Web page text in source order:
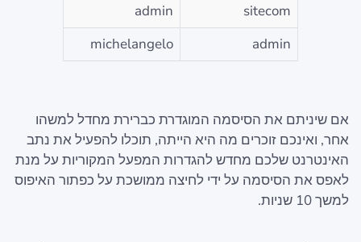
sitecom
admin
admin
michelangelo
אם שיניתם את הסיסמה המוגדרת כברירת מחדל למשהו
אחר, ואינכם זוכרים מה היא הייתה, תוכלו להפעיל את נתב
האינטרנט שלכם מחדש להגדרות המפעל המקוריות על מנת
לאפס את הסיסמה על ידי לחיצה ממושכת על כפתור האיפוס
למשך 10 שניות.